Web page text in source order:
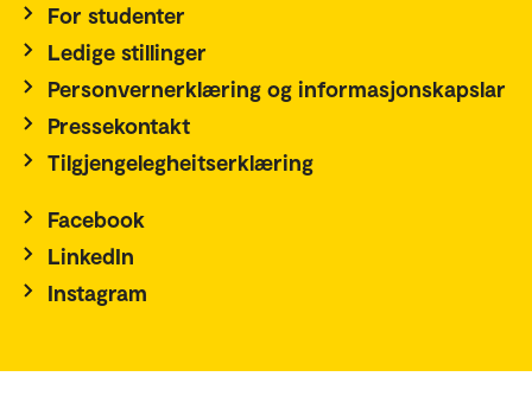
For studenter
Ledige stillinger
Personvernerklæring og informasjonskapslar
Pressekontakt
Tilgjengelegheitserklæring
Facebook
LinkedIn
Instagram